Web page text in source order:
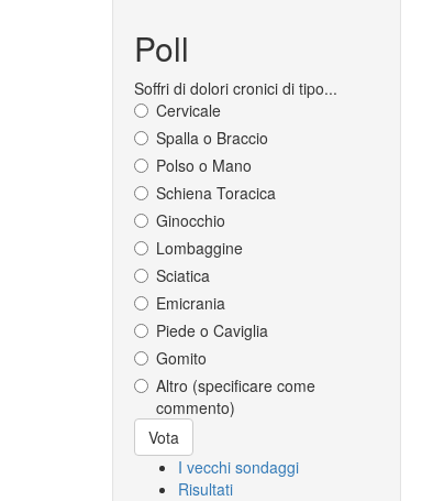
Poll
Soffri di dolori cronici di tipo...
Cervicale
Spalla o Braccio
Polso o Mano
Schiena Toracica
Ginocchio
Lombaggine
Sciatica
Emicrania
Piede o Caviglia
Gomito
Altro (specificare come
commento)
Scelte
Vota
I vecchi sondaggi
Risultati